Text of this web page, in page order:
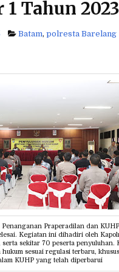
1 Tahun 2023
Batam, polresta Barelang
Praperadilan dan
Kegiatan ini dihadiri oleh
sekitar 70 peserta
sesuai regulasi terbaru,
KUHP yang telah diperbarui